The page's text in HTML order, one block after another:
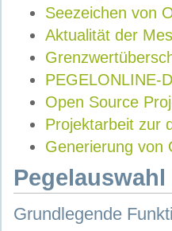
Seezeichen von
Aktualität der
PEGELONLINE-
Open Source
Projektarbeit zur
Generierung von
Grundlegende